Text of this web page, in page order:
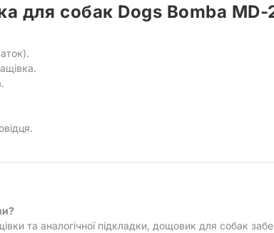
для собак Dogs Bomba MD-
та аналогічної підкладки, дощовик для собак